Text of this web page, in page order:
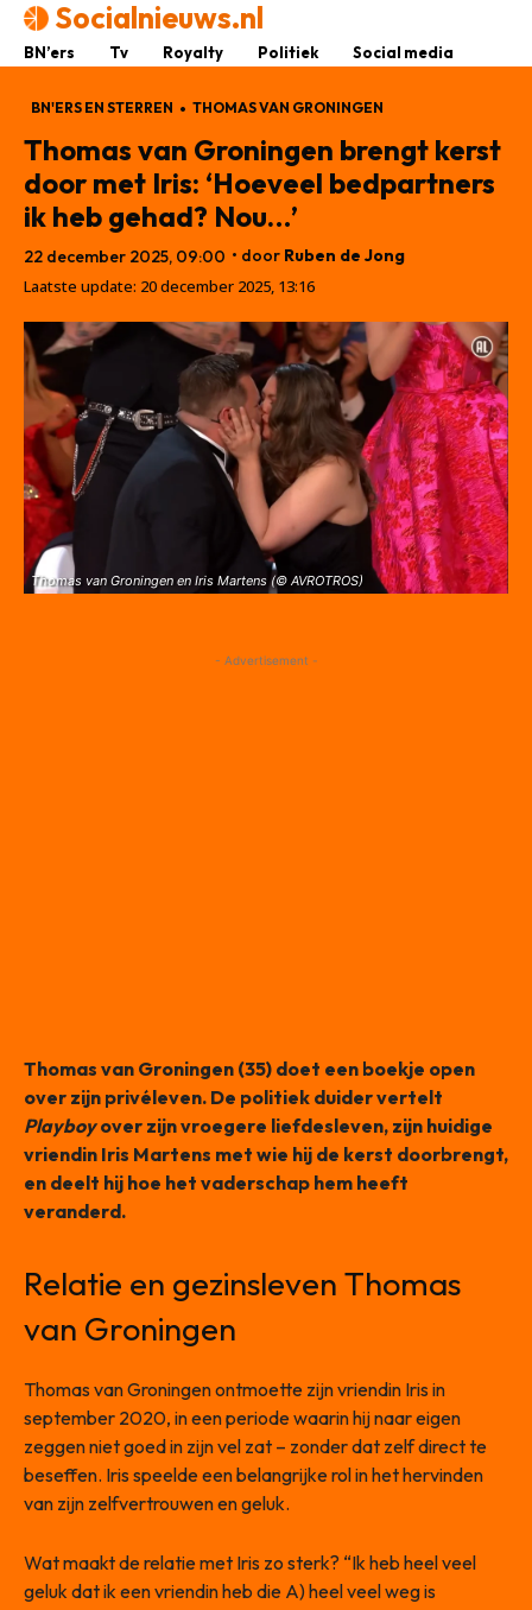
Socialnieuws.nl
BN’ers Tv Royalty Politiek Social media
BN'ERS EN STERREN THOMAS VAN GRONINGEN
Thomas van Groningen brengt kerst
door met Iris: ‘Hoeveel bedpartners
ik heb gehad? Nou…’
22 december 2025, 09:00 • door Ruben de Jong
Laatste update: 20 december 2025, 13:16
Thomas van Groningen en Iris Martens (© AVROTROS)
- Advertisement -
Thomas van Groningen (35) doet een boekje open
over zijn privéleven. De politiek duider vertelt
Playboyover zijn vroegere liefdesleven, zijn huidige
vriendin Iris Martens met wie hij de kerst doorbrengt,
en deelt hij hoe het vaderschap hem heeft
veranderd.
Relatie en gezinsleven Thomas
van Groningen
Thomas van Groningen ontmoette zijn vriendin Iris in
september 2020, in een periode waarin hij naar eigen
zeggen niet goed in zijn vel zat – zonder dat zelf direct te
beseffen. Iris speelde een belangrijke rol in het hervinden
van zijn zelfvertrouwen en geluk.
Wat maakt de relatie met Iris zo sterk? “Ik heb heel veel
geluk dat ik een vriendin heb die A) heel veel weg is